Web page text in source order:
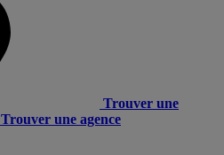
Trouver une
Trouver une agence